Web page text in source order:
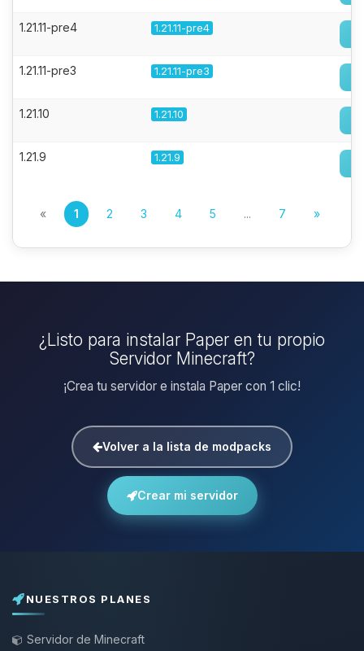
1.21.11-pre4 1.21.11-pre4
1.21.11-pre3 1.21.11-pre3
1.21.10 1.21.10
1.21.9 1.21.9
« 1 2 3 4 5 ... 7 »
¿Listo para instalar Paper en tu propio
Servidor Minecraft?
¡Crea tu servidor e instala Paper con 1 clic!
Volver a la lista de modpacks
Crear mi servidor
NUESTROS PLANES
Servidor de Minecraft